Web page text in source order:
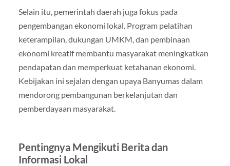
Selain itu, pemerintah daerah juga fokus pada
pengembangan ekonomi lokal. Program pelatihan
keterampilan, dukungan UMKM, dan pembinaan
ekonomi kreatif membantu masyarakat meningkatkan
pendapatan dan memperkuat ketahanan ekonomi.
Kebijakan ini sejalan dengan upaya Banyumas dalam
mendorong pembangunan berkelanjutan dan
pemberdayaan masyarakat.
Pentingnya Mengikuti Berita dan
Informasi Lokal